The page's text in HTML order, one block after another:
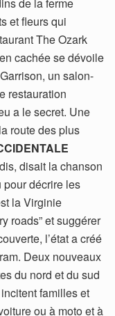
et fleurs qui
The Ozark
cachée se dévoile
un salon-
restauration
a le secret. Une
route des plus
disait la chanson
pour décrire les
la Virginie
roads” et suggérer
l’état a créé
Deux nouveaux
du nord et du sud
familles et
ou à moto et à